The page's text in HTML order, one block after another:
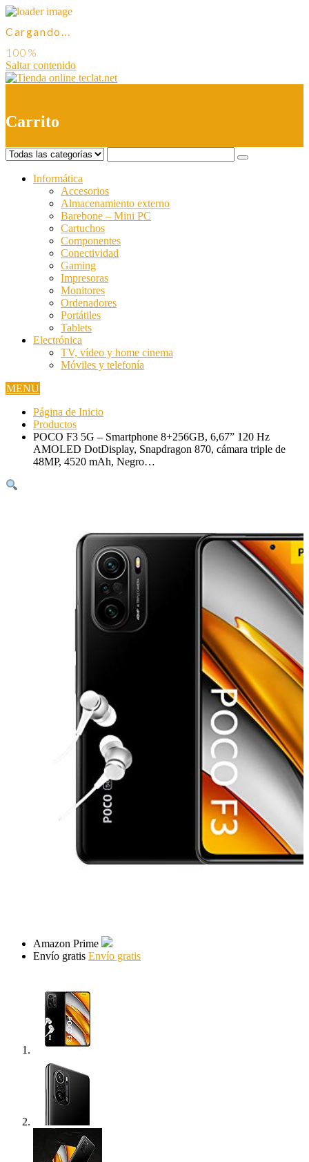
Cargando...
Saltar contenido
Carrito
Informática
Accesorios
Almacenamiento externo
Barebone – Mini PC
Cartuchos
Componentes
Conectividad
Gaming
Impresoras
Monitores
Ordenadores
Portátiles
Tablets
Electrónica
TV, vídeo y home cinema
Móviles y telefonía
MENU
Página de Inicio
Productos
POCO F3 5G – Smartphone 8+256GB, 6,67” 120 Hz
AMOLED DotDisplay, Snapdragon 870, cámara triple de
48MP, 4520 mAh, Negro…
Amazon Prime
Envío gratis Envío gratis